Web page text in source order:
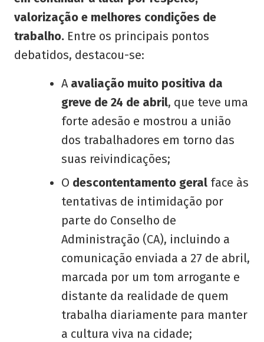
valorização e melhores condições de
trabalho. Entre os principais pontos
debatidos, destacou-se:
A avaliação muito positiva da
greve de 24 de abril, que teve uma
forte adesão e mostrou a união
dos trabalhadores em torno das
suas reivindicações;
O descontentamento geral face às
tentativas de intimidação por
parte do Conselho de
Administração (CA), incluindo a
comunicação enviada a 27 de abril,
marcada por um tom arrogante e
distante da realidade de quem
trabalha diariamente para manter
a cultura viva na cidade;